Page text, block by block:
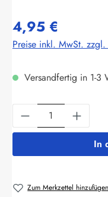
4,95 €
Preise inkl. MwSt. zzgl.
Versandfertig in 1-3
Produkt
In
Zum Merkzettel hinzufügen